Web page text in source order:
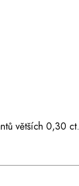
větších 0,30 ct.